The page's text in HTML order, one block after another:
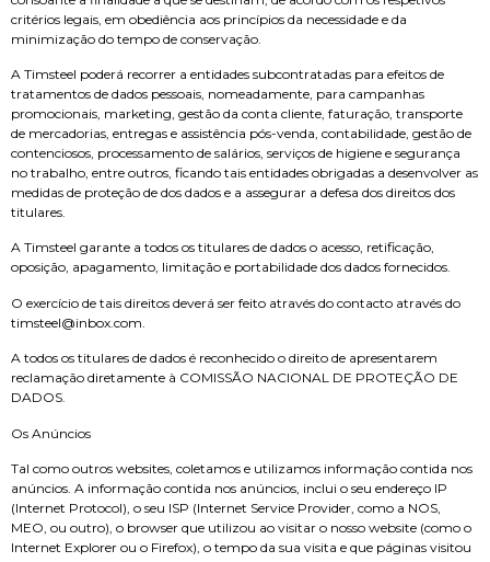
critérios legais, em obediência aos princípios da necessidade e da
minimização do tempo de conservação.
A Timsteel poderá recorrer a entidades subcontratadas para efeitos de
tratamentos de dados pessoais, nomeadamente, para campanhas
promocionais, marketing, gestão da conta cliente, faturação, transporte
de mercadorias, entregas e assistência pós-venda, contabilidade, gestão de
contenciosos, processamento de salários, serviços de higiene e segurança
no trabalho, entre outros, ficando tais entidades obrigadas a desenvolver as
medidas de proteção de dos dados e a assegurar a defesa dos direitos dos
titulares.
A Timsteel garante a todos os titulares de dados o acesso, retificação,
oposição, apagamento, limitação e portabilidade dos dados fornecidos.
O exercício de tais direitos deverá ser feito através do contacto através do
timsteel@inbox.com.
A todos os titulares de dados é reconhecido o direito de apresentarem
reclamação diretamente à COMISSÃO NACIONAL DE PROTEÇÃO DE
DADOS.
Os Anúncios
Tal como outros websites, coletamos e utilizamos informação contida nos
anúncios. A informação contida nos anúncios, inclui o seu endereço IP
(Internet Protocol), o seu ISP (Internet Service Provider, como a NOS,
MEO, ou outro), o browser que utilizou ao visitar o nosso website (como o
Internet Explorer ou o Firefox), o tempo da sua visita e que páginas visitou